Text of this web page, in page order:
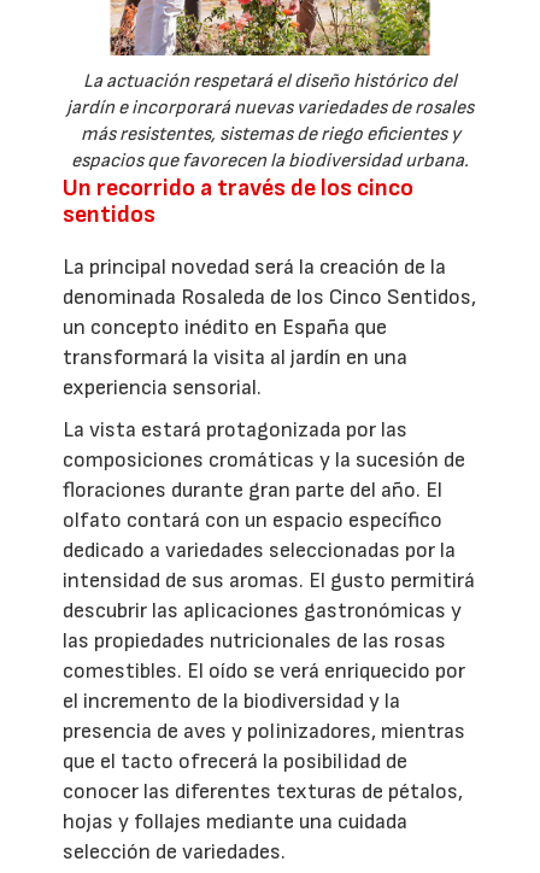
La actuación respetará el diseño histórico del
jardín e incorporará nuevas variedades de rosales
más resistentes, sistemas de riego eficientes y
espacios que favorecen la biodiversidad urbana.
Un recorrido a través de los cinco
sentidos
La principal novedad será la creación de la
denominada Rosaleda de los Cinco Sentidos,
un concepto inédito en España que
transformará la visita al jardín en una
experiencia sensorial.
La vista estará protagonizada por las
composiciones cromáticas y la sucesión de
floraciones durante gran parte del año. El
olfato contará con un espacio específico
dedicado a variedades seleccionadas por la
intensidad de sus aromas. El gusto permitirá
descubrir las aplicaciones gastronómicas y
las propiedades nutricionales de las rosas
comestibles. El oído se verá enriquecido por
el incremento de la biodiversidad y la
presencia de aves y polinizadores, mientras
que el tacto ofrecerá la posibilidad de
conocer las diferentes texturas de pétalos,
hojas y follajes mediante una cuidada
selección de variedades.